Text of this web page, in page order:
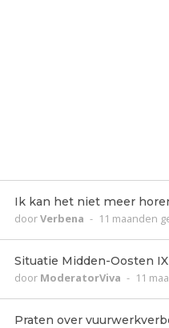
Ik kan het niet meer
doorVerbena - 11 maanden
Situatie Midden-Oosten IX
door ModeratorViva - 11
Praten over